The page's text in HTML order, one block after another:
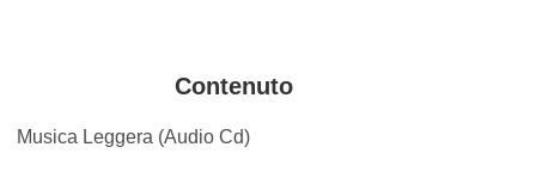
Contenuto
Musica Leggera (Audio Cd)